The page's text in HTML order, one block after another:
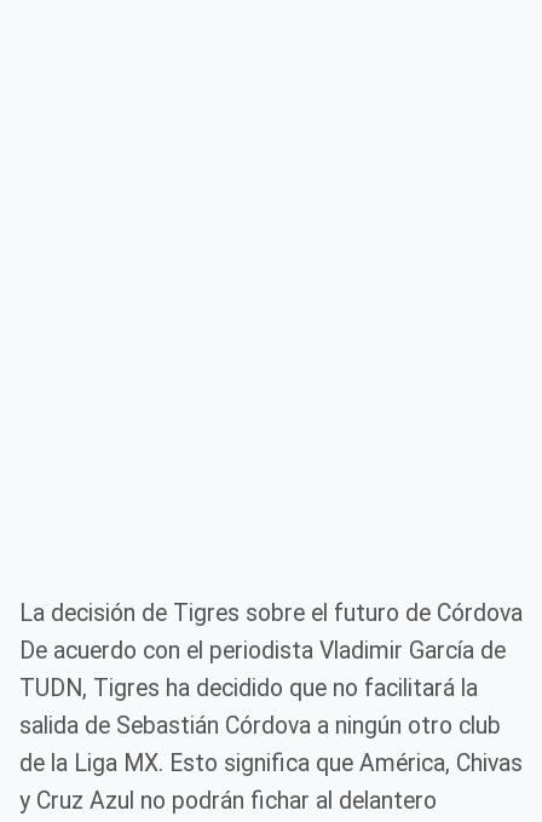
La decisión de Tigres sobre el futuro de Córdova
De acuerdo con el periodista Vladimir García de
TUDN, Tigres ha decidido que no facilitará la
salida de Sebastián Córdova a ningún otro club
de la Liga MX. Esto significa que América, Chivas
y Cruz Azul no podrán fichar al delantero